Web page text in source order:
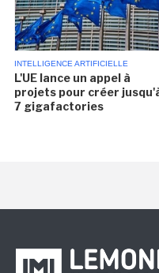
INTELLIGENCE ARTIFICIELLE
L'UE lance un appel à
projets pour créer
7 gigafactories